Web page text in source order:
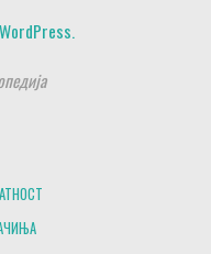
WordPress.